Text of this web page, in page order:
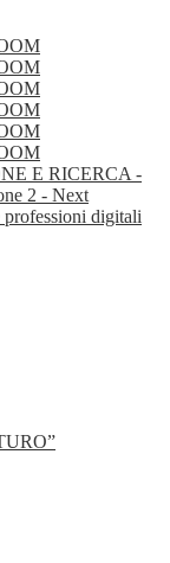
E RICERCA -
2 - Next
professioni digitali